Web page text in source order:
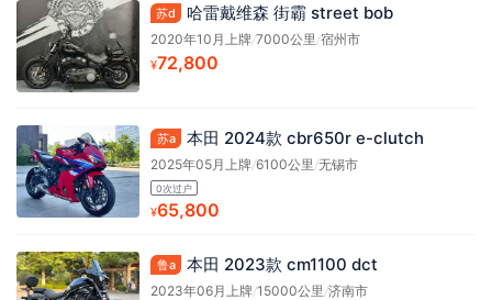
苏d 哈雷戴维森 街霸 street bob
2020年10月上牌/7000公里 /宿州市
¥72,800
苏a 本田 2024款 cbr650r e-clutch
2025年05月上牌/6100公里 /无锡市
0次过户
¥65,800
鲁a 本田 2023款 cm1100 dct
2023年06月上牌/15000公里 /济南市